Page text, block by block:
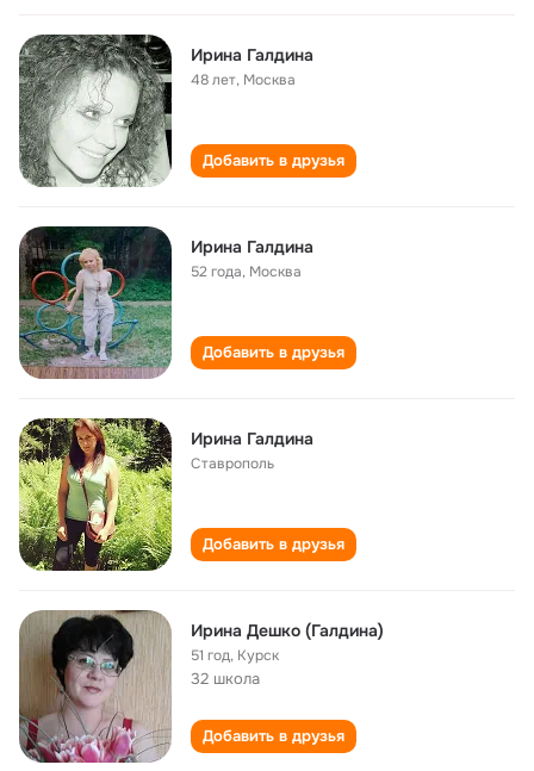
Ирина Галдина
48 лет, Москва
Добавить в друзья
Ирина Галдина
52 года, Москва
Добавить в друзья
Ирина Галдина
Ставрополь
Добавить в друзья
Ирина Дешко (Галдина)
51 год, Курск
32 школа
Добавить в друзья